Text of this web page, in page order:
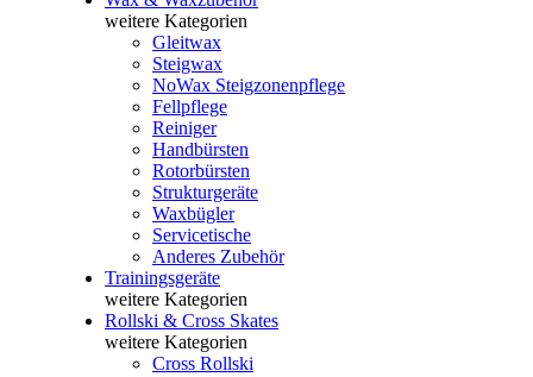
weitere Kategorien
Gleitwax
Steigwax
NoWax Steigzonenpflege
Fellpflege
Reiniger
Handbürsten
Rotorbürsten
Strukturgeräte
Waxbügler
Servicetische
Anderes Zubehör
Trainingsgeräte
weitere Kategorien
Rollski & Cross Skates
weitere Kategorien
Cross Rollski